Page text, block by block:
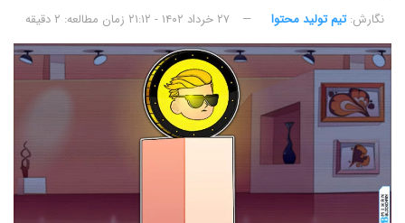
نگارش:‌ تیم تولید محتوا ۲۷ خرداد ۱۴۰۲ - ۲۱:۱۲ زمان مطالعه: ۲ دقیقه